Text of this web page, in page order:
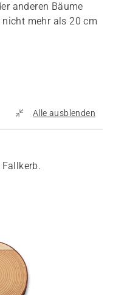
anderen Bäume
mehr als 20 cm
Alle ausblenden